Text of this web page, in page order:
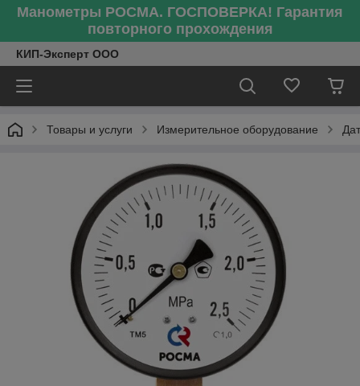
Манометры РОСМА. ГОСПОВЕРКА! Гарантия
повторного прохождения
КИП-Эксперт ООО
Товары и услуги Измерительное оборудование